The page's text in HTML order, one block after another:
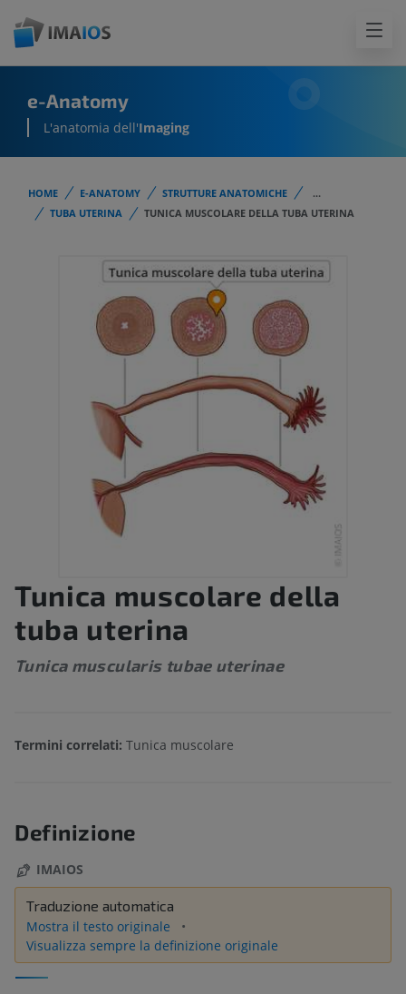
e-Anatomy
L'anatomia dell'Imaging
HOME E-ANATOMY STRUTTURE ANATOMICHE
...
TUBA UTERINA
TUNICA MUSCOLARE DELLA TUBA UTERINA
Tunica muscolare della
tuba uterina
Tunica muscularis tubae uterinae
Termini correlati: Tunica muscolare
Definizione
IMAIOS
Traduzione automatica
Mostra il testo originale
Visualizza sempre la definizione originale